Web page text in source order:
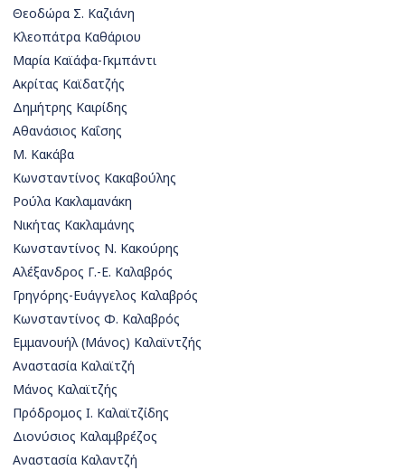
Θεοδώρα Σ. Καζιάνη
Κλεοπάτρα Καθάριου
Μαρία Καϊάφα-Γκμπάντι
Ακρίτας Καϊδατζής
Δημήτρης Καιρίδης
Αθανάσιος Καΐσης
Μ. Κακάβα
Κωνσταντίνος Κακαβούλης
Ρούλα Κακλαμανάκη
Νικήτας Κακλαμάνης
Κωνσταντίνος Ν. Κακούρης
Αλέξανδρος Γ.-Ε. Καλαβρός
Γρηγόρης-Ευάγγελος Καλαβρός
Κωνσταντίνος Φ. Καλαβρός
Εμμανουήλ (Μάνος) Καλαϊντζής
Αναστασία Καλαϊτζή
Μάνος Καλαϊτζής
Πρόδρομος Ι. Καλαϊτζίδης
Διονύσιος Καλαμβρέζος
Αναστασία Καλαντζή